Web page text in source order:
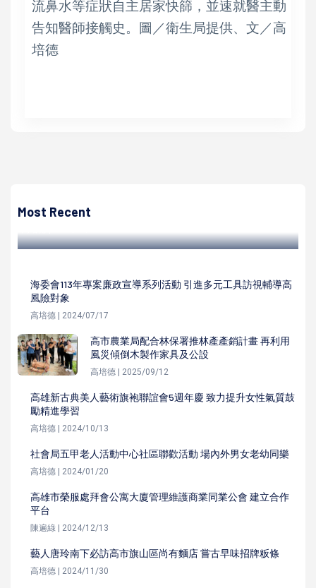
流鼻水等症狀自主居家快篩，並速就醫主動
告知醫師接觸史。圖／衛生局提供、文／高
培德
Most Recent
R7創藝所在
海委會113年專案廉政宣導系列活動 引進多元工具訪視輔導高
風險對象
高培德 | 2024/07/17
高市農業局配合林保署推林產產銷計畫 再利用
風災傾倒木製作家具及公設
高培德 | 2025/09/12
高雄新古典美人藝術旗袍聯誼會5週年慶 致力提升女性氣質鼓
勵精進學習
高培德 | 2024/10/13
社會局五甲老人活動中心社區聯歡活動 場內外男女老幼同樂
高培德 | 2024/01/20
高雄市榮服處拜會公寓大廈管理維護商業同業公會 建立合作
平台
陳遍綠 | 2024/12/13
藝人唐玲南下必訪高市旗山區尚有麵店 嘗古早味招牌粄條
高培德 | 2024/11/30